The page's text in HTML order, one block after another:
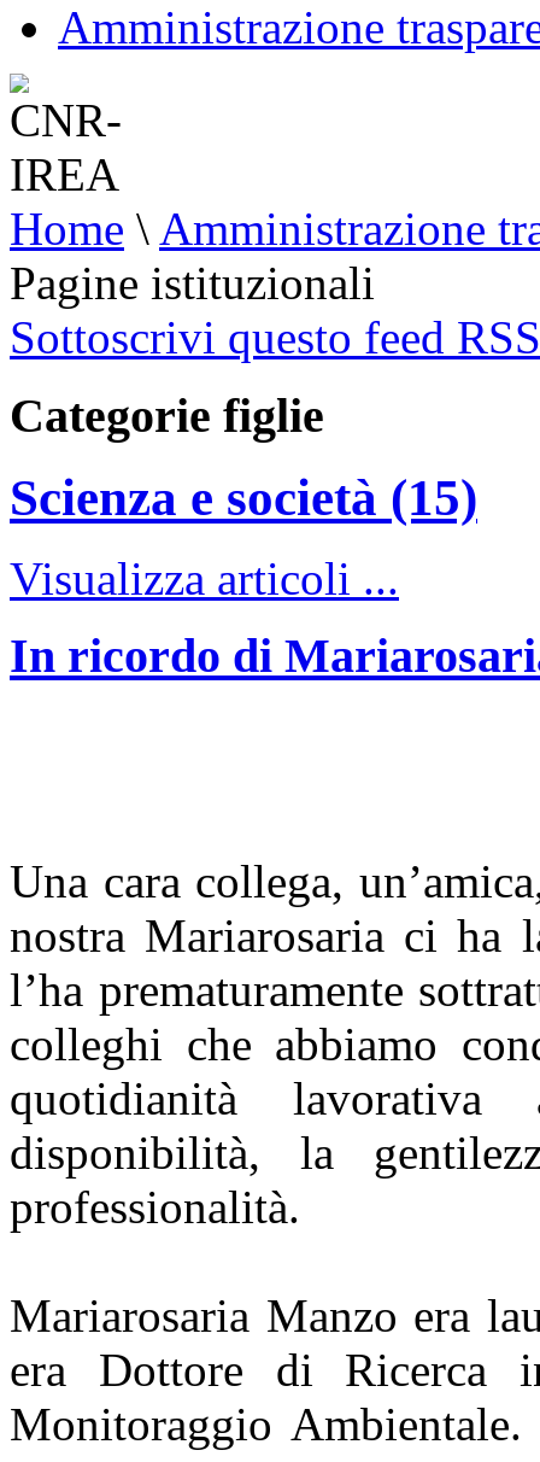
Amministrazione
Home \ Amministrazione
Pagine istituzionali
Sottoscrivi questo feed RSS
Categorie figlie
Scienza e società (15)
Visualizza articoli ...
In ricordo di
Una cara collega,
nostra Mariarosaria ci ha
l’ha prematuramente
colleghi che abbiamo
quotidianità lavorativa
disponibilità, la
professionalità.
Mariarosaria Manzo era
era Dottore di Ricerca
Monitoraggio